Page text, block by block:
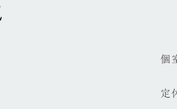
個
定